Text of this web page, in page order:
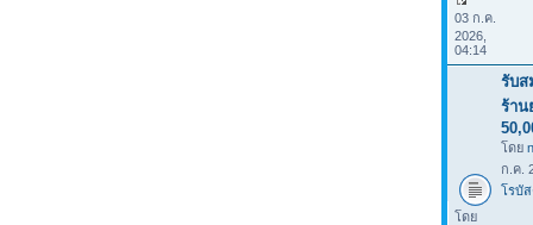
03 ก.ค.
2026,
04:14
รับส
ร้าน
โดย
ก.ค.
โรบั
โดย